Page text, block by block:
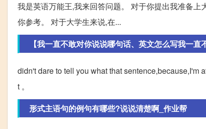
我是英语万能王,我来回答问题。 对于你提出我准备
你参考。 对于大学生来说,在...
【我一直不敢对你说说哪句话、英文怎么写我一直
didn't dare to tell you what that sentence,because,I'm
t 。
形式主语句的例句有哪些?说说清楚啊_作业帮